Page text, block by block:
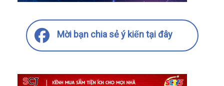
Mời bạn chia sẻ ý kiến tại đây